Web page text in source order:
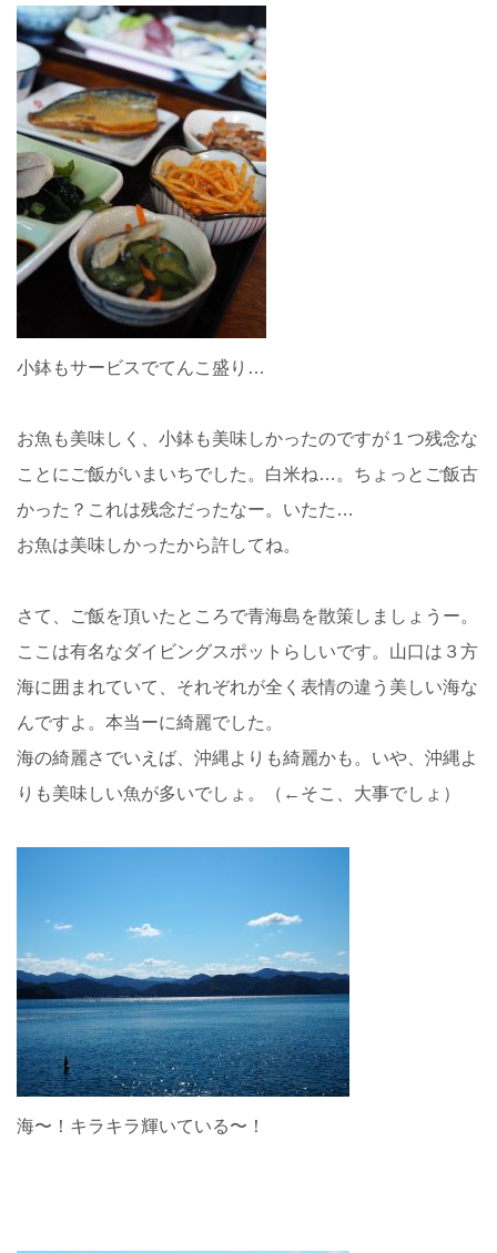
小鉢もサービスでてんこ盛り…
お魚も美味しく、小鉢も美味しかったのですが１つ残念な
ことにご飯がいまいちでした。白米ね…。ちょっとご飯古
かった？これは残念だったなー。いたた…
お魚は美味しかったから許してね。
さて、ご飯を頂いたところで青海島を散策しましょうー。
ここは有名なダイビングスポットらしいです。山口は３方
海に囲まれていて、それぞれが全く表情の違う美しい海な
んですよ。本当ーに綺麗でした。
海の綺麗さでいえば、沖縄よりも綺麗かも。いや、沖縄よ
りも美味しい魚が多いでしょ。（←そこ、大事でしょ）
海〜！キラキラ輝いている〜！